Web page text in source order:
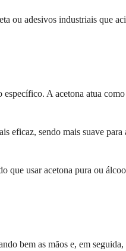
ou adesivos industriais que
A acetona atua
sendo mais suave
que usar acetona pura ou
bem as mãos e, em